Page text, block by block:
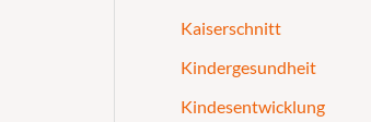
Kaiserschnitt
Kindergesundheit
Kindesentwicklung